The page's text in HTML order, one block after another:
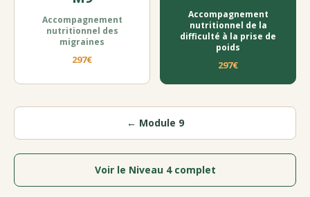
Accompagnement
nutritionnel des
migraines
297€
Accompagnement
nutritionnel de la
difficulté à la prise de
poids
297€
← Module 9
Voir le Niveau 4 complet